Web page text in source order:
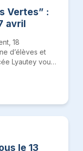
Vertes” :
avril
18
d’élèves et
Lyautey vous
le 13